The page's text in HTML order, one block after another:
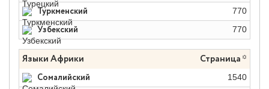
Туркменский 770
Узбекский 770
Языки Африки Страница *
Сомалийский 1540